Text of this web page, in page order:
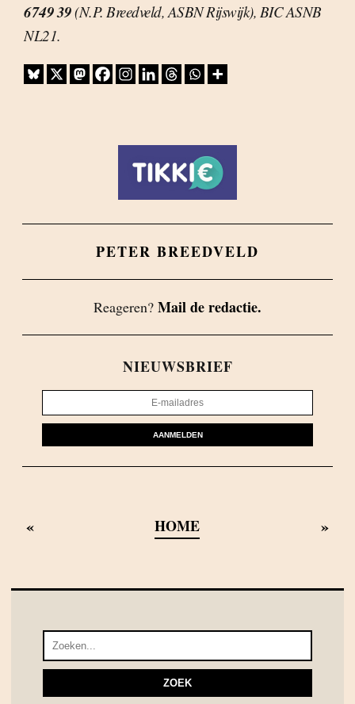
6749 39(N.P. Breedveld, ASBN Rijswijk), BIC ASNB
NL21.
PETER BREEDVELD
Reageren? Mail de redactie.
NIEUWSBRIEF
AANMELDEN
« HOME »